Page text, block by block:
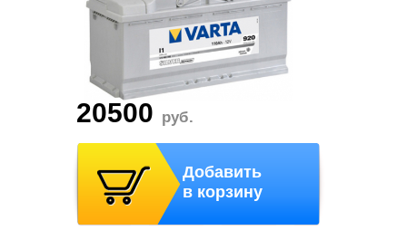
20500 руб.
Добавить
в корзину